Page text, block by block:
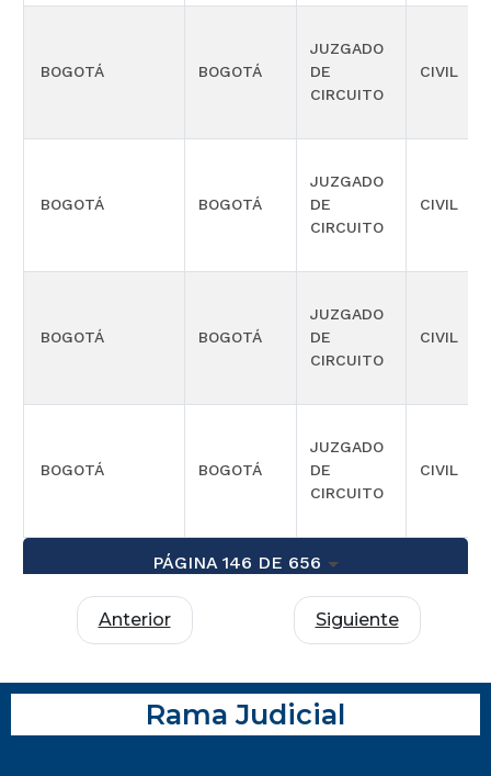
BOGOTÁ BOGOTÁ
JUZGADO
DE
CIRCUITO
CIVIL
BOGOTÁ BOGOTÁ
JUZGADO
DE
CIRCUITO
CIVIL
BOGOTÁ BOGOTÁ
JUZGADO
DE
CIRCUITO
CIVIL
BOGOTÁ BOGOTÁ
JUZGADO
DE
CIRCUITO
CIVIL
PÁGINA 146 DE 656
Anterior Siguiente
Rama Judicial